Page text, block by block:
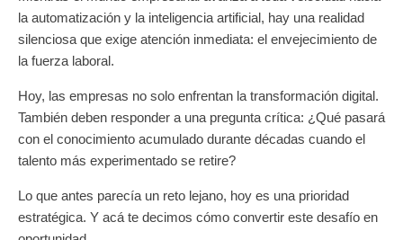
la automatización y la inteligencia artificial, hay una realidad
silenciosa que exige atención inmediata: el envejecimiento de
la fuerza laboral.
Hoy, las empresas no solo enfrentan la transformación digital.
También deben responder a una pregunta crítica: ¿Qué pasará
con el conocimiento acumulado durante décadas cuando el
talento más experimentado se retire?
Lo que antes parecía un reto lejano, hoy es una prioridad
estratégica. Y acá te decimos cómo convertir este desafío en